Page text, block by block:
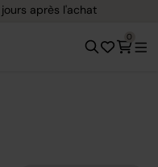
avec Klarna
0